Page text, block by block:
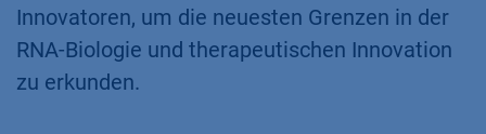
Innovatoren, um die neuesten Grenzen in der
RNA-Biologie und therapeutischen Innovation
zu erkunden.